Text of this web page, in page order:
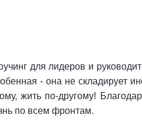
для лидеров и
- она не складирует
жить по-другому!
по всем фронтам.